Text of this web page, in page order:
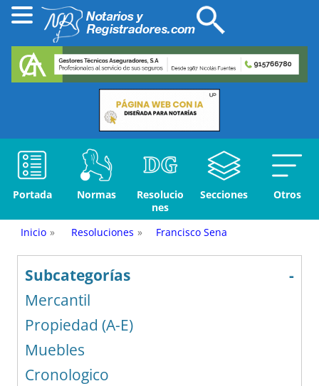
Portada Normas
Resolucio
nes
Secciones Otros
Inicio » Resoluciones » Francisco Sena
Subcategorías
-
Mercantil
Propiedad (A-E)
Muebles
Cronologico